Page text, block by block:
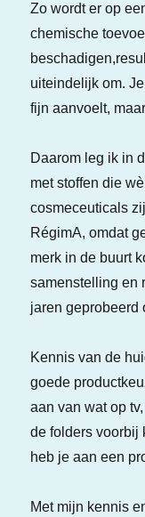
Zo wordt er op
chemische
uiteindelijk om.
fijn aanvoelt,
Daarom leg ik in
met stoffen die
cosmeceuticals
RégimA, omdat
merk in de buurt
samenstelling en
jaren geprobeerd
Kennis van de
goede
aan van wat op
de folders voorbij
heb je aan een
Met mijn kennis